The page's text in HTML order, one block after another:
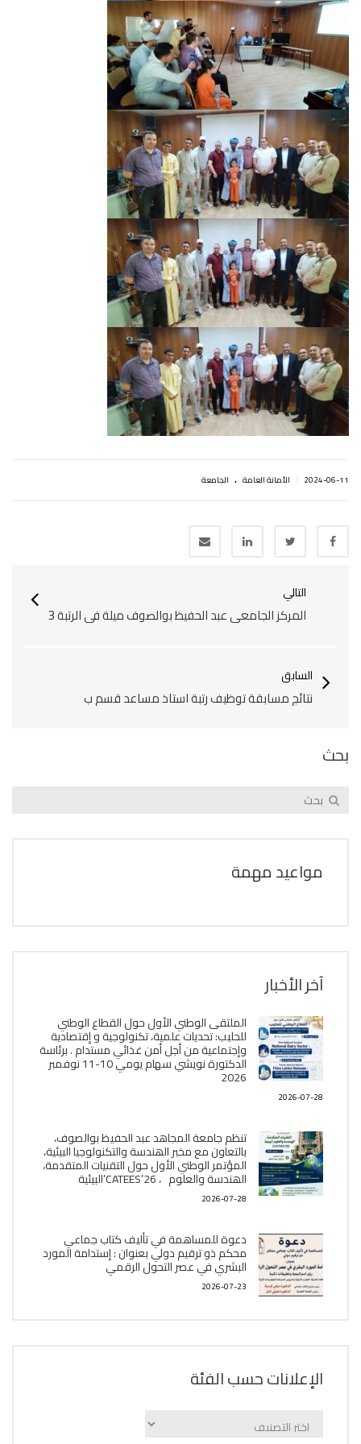
2024-06-11 اﻷمانة العامة . الجامعة
التالي
المركز الجامعي عبد الحفيظ بوالصوف ميلة في الرتبة 3
السابق
نتائج مسابقة توظيف رتبة استاذ مساعد قسم ب
بحث
مواعيد مهمة
آخر الأخبار
الملتقى الوطني الأول حول القطاع الوطني
للحليب: تحديات علمية، تكنولوجية و إقتصادية
وإجتماعية من أجل أمن غذائي مستدام . برئاسة
الدكتورة نويشي سهام يومي 10-11 نوفمبر
2026
2026-07-28
تنظم جامعة المجاهد عبد الحفيظ بوالصوف،
بالتعاون مع مخبر الھندسة والتكنولوجيا البیئیة،
المؤتمر الوطني الأول حول التقنيات المتقدمة،
الھندسة والعلوم ، CATEES’26’البیئية
2026-07-28
دعوة للمساهمة في تأليف كتاب جماعي
محكم ذو ترقيم دولي بعنوان : إستدامة المورد
البشري في عصر التحول الرقمي
2026-07-23
الإعلانات حسب الفئة
الإعلانات